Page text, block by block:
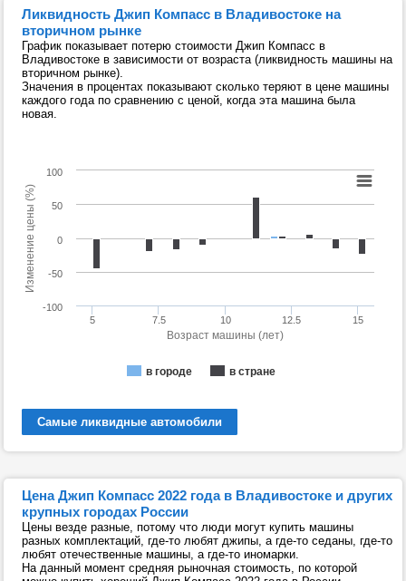
Ликвидность Джип Компасс в Владивостоке на
вторичном рынке
График показывает потерю стоимости Джип Компасс в
Владивостоке в зависимости от возраста (ликвидность машины на
вторичном рынке).
Значения в процентах показывают сколько теряют в цене машины
каждого года по сравнению с ценой, когда эта машина была
новая.
Возраст машины (лет)
Изменение цены (%)
в городе в стране
5 7.5 10 12.5 15
-50
0
50
-100
100
Самые ликвидные автомобили
Цена Джип Компасс 2022 года в Владивостоке и других
крупных городах России
Цены везде разные, потому что люди могут купить машины
разных комплектаций, где-то любят джипы, а где-то седаны, где-то
любят отечественные машины, а где-то иномарки.
На данный момент средняя рыночная стоимость, по которой